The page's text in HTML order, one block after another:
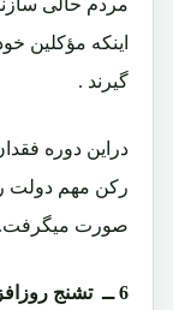
مردم حالی
اینکه مؤکلین
گیرند .
دراین دوره
رکن مهم دولت
صورت میگرفت.
6 ــ تشنج روزافزون بین قوای ثلاثه: